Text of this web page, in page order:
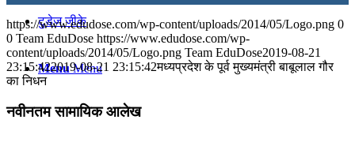
टुडेज जीके
Menu Menu
July 31, 2026
📝 डेली करेंट अफेयर्स: 28-31 जुलाई 2026
July 28, 2026
📝 डेली करेंट अफेयर्स: 25-27 जुलाई 2026
https://www.edudose.com/wp-content/uploads/2014/05/Logo.png 0
0 Team EduDose https://www.edudose.com/wp-
content/uploads/2014/05/Logo.png Team EduDose2019-08-21
23:15:422019-08-21 23:15:42मध्यप्रदेश के पूर्व मुख्यमंत्री बाबूलाल गौर
का निधन
नवीनतम सामायिक आलेख